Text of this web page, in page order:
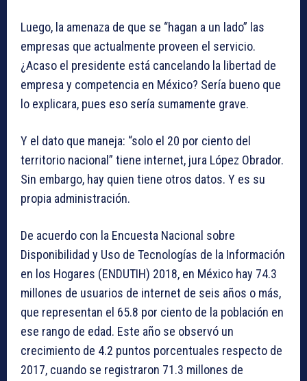
Luego, la amenaza de que se “hagan a un lado” las
empresas que actualmente proveen el servicio.
¿Acaso el presidente está cancelando la libertad de
empresa y competencia en México? Sería bueno que
lo explicara, pues eso sería sumamente grave.
Y el dato que maneja: “solo el 20 por ciento del
territorio nacional” tiene internet, jura López Obrador.
Sin embargo, hay quien tiene otros datos. Y es su
propia administración.
De acuerdo con la Encuesta Nacional sobre
Disponibilidad y Uso de Tecnologías de la Información
en los Hogares (ENDUTIH) 2018, en México hay 74.3
millones de usuarios de internet de seis años o más,
que representan el 65.8 por ciento de la población en
ese rango de edad. Este año se observó un
crecimiento de 4.2 puntos porcentuales respecto de
2017, cuando se registraron 71.3 millones de